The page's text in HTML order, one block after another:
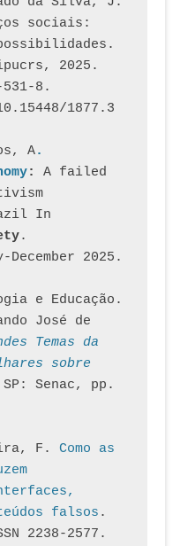
sociais:
2025.
531-8.
1877.3
A.
: A failed
In
.
December 2025.
e Educação.
José de
Temas da
sobre
Senac, pp.
F. Como as
falsos
2238-2577.